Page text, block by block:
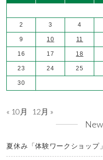
2 3 4
9 10 11
16 17 18
23 24 25
30
« 10月 12月 »
夏休み「体験ワークショップ